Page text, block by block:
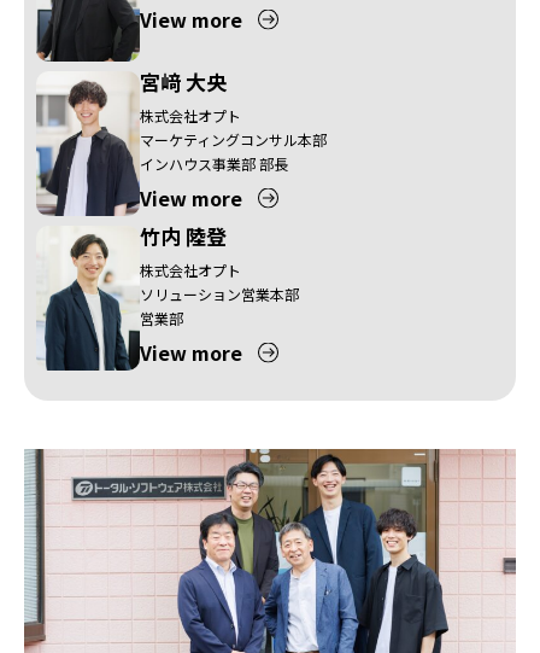
View more
宮﨑 大央
株式会社オプト
マーケティングコンサル本部
インハウス事業部 部長
View more
竹内 陸登
株式会社オプト
ソリューション営業本部
営業部
View more